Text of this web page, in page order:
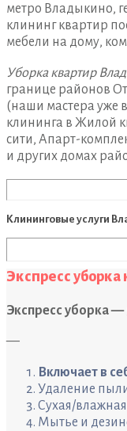
метро Владыкино,
клининг квартир
мебели на дому,
Уборка квартир
границе районов
(наши мастера уже
клининга в Жилой
сити, Апарт-
и других домах
Клининговые услуги
Экспресс
Экспресс уборка —
—
Включает в
Удаление
Сухая/
Мытье и